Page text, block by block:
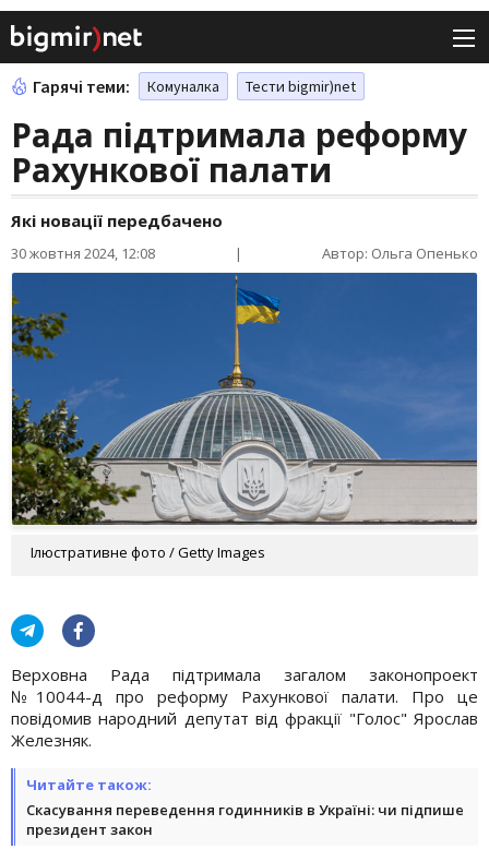
Гарячі теми: Комуналка Тести bigmir)net
Рада підтримала реформу
Рахункової палати
Які новації передбачено
30 жовтня 2024, 12:08 | Автор: Ольга Опенько
Ілюстративне фото / Getty Images
Верховна Рада підтримала загалом законопроект
№10044-д про реформу Рахункової палати. Про це
повідомив народний депутат від фракції "Голос" Ярослав
Железняк.
Читайте також:
Скасування переведення годинників в Україні: чи підпише
президент закон